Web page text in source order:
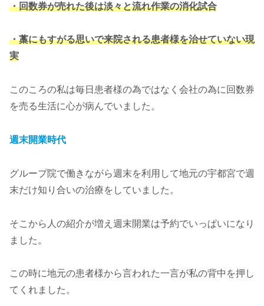
・回数券が売れた後は淡々と流れ作業の消化試合
・藁にもすがる思いで来院される患者様を治せていない現
実
このころの私は毎日患者様の為ではなく会社の為に回数券
を売る生活に心が病んでいました。
週末開業時代
グループ院で働きながら週末を利用して地元の宇都宮で週
末だけ知り合いの治療をしていました。
そこから人の紹介が増え週末開業は予約でいっぱいになり
ました。
この時に地元の患者様から言われた一言が私の背中を押し
てくれました。